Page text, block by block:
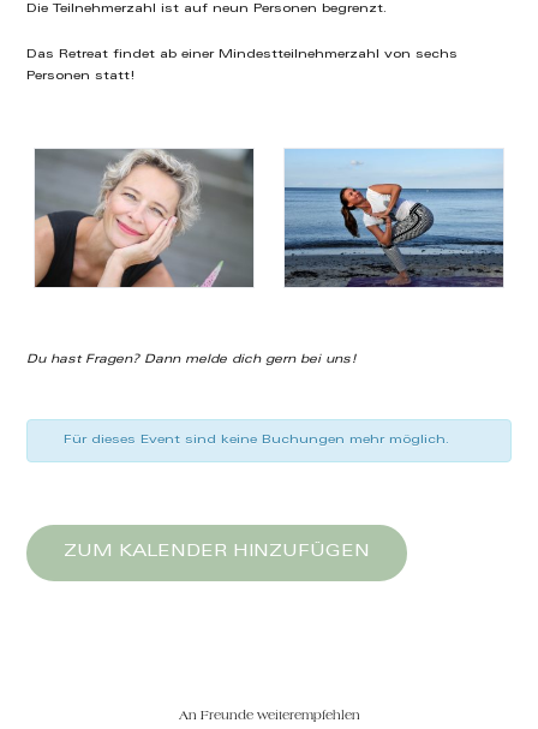
Die Teilnehmerzahl ist auf neun Personen begrenzt.
Das Retreat findet ab einer Mindestteilnehmerzahl von sechs
Personen statt!
Du hast Fragen? Dann melde dich gern bei uns !
Für dieses Event sind keine Buchungen mehr möglich.
ZUM KALENDER HINZUFÜGEN
An Freunde weiterempfehlen